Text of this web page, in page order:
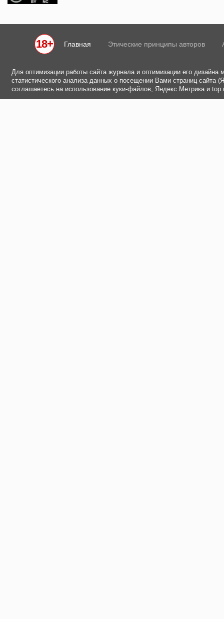
18+ Главная Этические принципы авторов
Для оптимизации работы сайта журнала и оптимизации его
статистического анализа данных о посещении Вами страниц
соглашаетесь на использование куки-файлов, Яндекс Метрика и